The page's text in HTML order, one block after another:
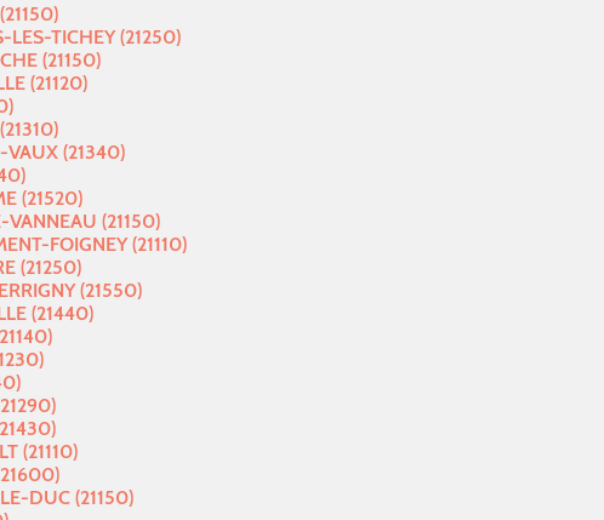
LES-TICHEY (21250)
(21150)
(21120)
VAUX (21340)
(21520)
VANNEAU (21150)
FOIGNEY (21110)
(21250)
(21550)
(21440)
(21110)
DUC (21150)